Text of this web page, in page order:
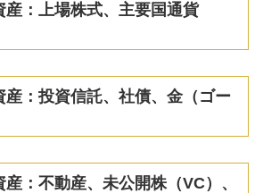
産：上場株式、主要国通貨
産：投資信託、社債、金（ゴー
：不動産、未公開株（VC）、